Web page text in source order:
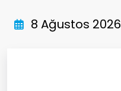
atla
8 Ağustos 2026